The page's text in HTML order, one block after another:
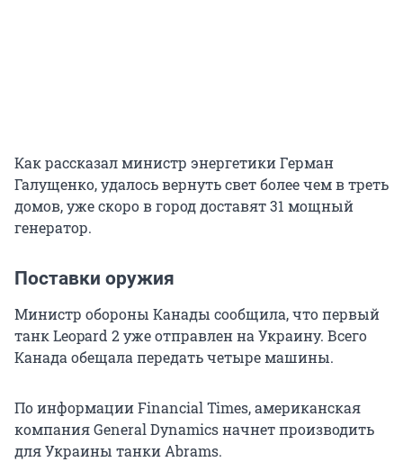
Как рассказал министр энергетики Герман
Галущенко, удалось вернуть свет более чем в треть
домов, уже скоро в город доставят 31 мощный
генератор.
Поставки оружия
Министр обороны Канады сообщила, что первый
танк Leopard 2 уже отправлен на Украину. Всего
Канада обещала передать четыре машины.
По информации Financial Times, американская
компания General Dynamics начнет производить
для Украины танки Abrams.